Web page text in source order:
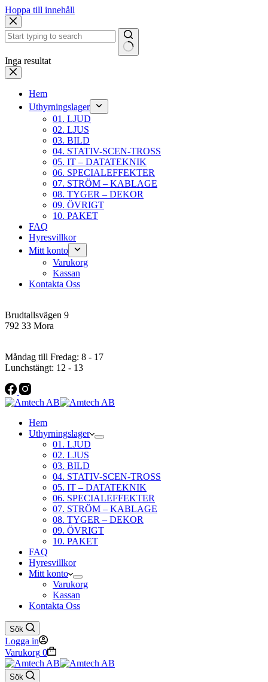
Hoppa till innehåll
Inga resultat
Hem
Uthyrningslager
01. LJUD
02. LJUS
03. BILD
04. STATIV-SCEN-TROSS
05. IT – DATATEKNIK
06. SPECIALEFFEKTER
07. STRÖM – KABLAGE
08. TYGER – DEKOR
09. ÖVRIGT
10. PAKET
FAQ
Hyresvillkor
Mitt konto
Varukorg
Kassan
Kontakta Oss
Brudtallsvägen 9
792 33 Mora
Måndag till Fredag: 8 - 17
Lunchstängt: 12 - 13
Hem
Uthyrningslager
01. LJUD
02. LJUS
03. BILD
04. STATIV-SCEN-TROSS
05. IT – DATATEKNIK
06. SPECIALEFFEKTER
07. STRÖM – KABLAGE
08. TYGER – DEKOR
09. ÖVRIGT
10. PAKET
FAQ
Hyresvillkor
Mitt konto
Varukorg
Kassan
Kontakta Oss
Sök
Logga in
Varukorg 0
Sök